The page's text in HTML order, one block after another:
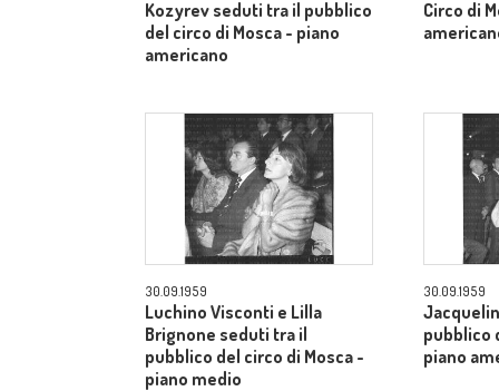
Kozyrev seduti tra il pubblico
del circo di Mosca - piano
americano
Circo di
30.09.1959
Luchino Visconti e Lilla
Brignone seduti tra il
pubblico del circo di Mosca -
piano medio
30.09.1959
pubblico
piano